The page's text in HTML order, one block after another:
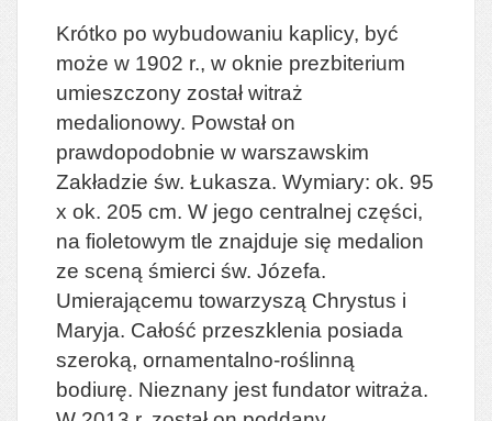
Krótko po wybudowaniu kaplicy, być
może w 1902 r., w oknie prezbiterium
umieszczony został witraż
medalionowy. Powstał on
prawdopodobnie w warszawskim
Zakładzie św. Łukasza. Wymiary: ok. 95
x ok. 205 cm. W jego centralnej części,
na fioletowym tle znajduje się medalion
ze sceną śmierci św. Józefa.
Umierającemu towarzyszą Chrystus i
Maryja. Całość przeszklenia posiada
szeroką, ornamentalno-roślinną
bodiurę. Nieznany jest fundator witraża.